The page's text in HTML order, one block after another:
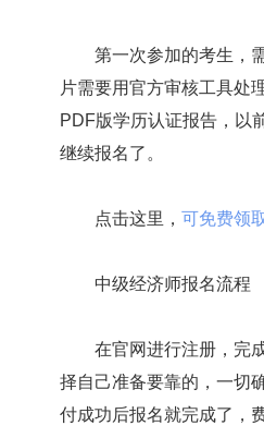
第一次参加的考生，需
片需要用官方审核工具处
PDF版学历认证报告，以
继续报名了。
点击这里， 可免费领
中级经济师报名流程
在官网进行注册，完成
择自己准备要靠的，一切
付成功后报名就完成了，